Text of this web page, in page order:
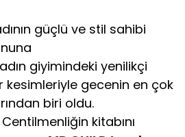
güçlü ve stil sahibi
giyimindeki yenilikçi
kesimleriyle gecenin en çok
biri oldu.
Centilmenliğin kitabını